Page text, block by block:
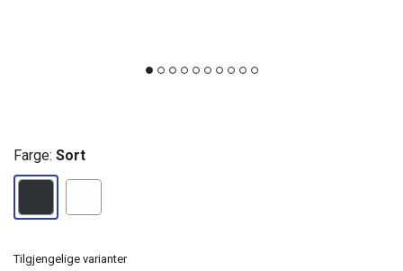
Farge: Sort
Tilgjengelige varianter